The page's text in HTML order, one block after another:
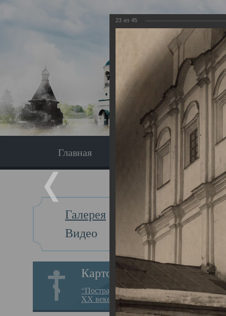
Главная Экскурсия
Галерея
Видео
Картотека
“Пострадавшие за веру в
XX веке на Севере”
Главная
23 из 45